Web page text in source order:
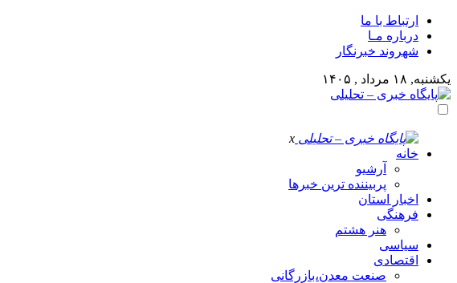
ارتباط با ما
درباره مـا
شهروند خبرنگار
یکشنبه, ۱۸ مرداد , ۱۴۰۵
x
خانه
آرشیو
پربیننده ترین خبرها
اخبار استان
فرهنگی
هنر هشتم
سیاسی
اقتصادی
صنعت معدن،بازرگانی